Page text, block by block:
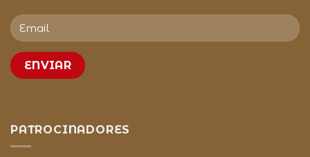
PATROCINADORES